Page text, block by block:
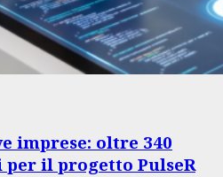
imprese: oltre 340
il progetto PulseR